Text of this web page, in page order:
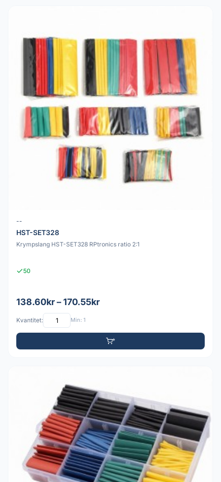
--
HST-SET328
Krympslang HST-SET328 RPtronics ratio 2:1
50
138.60kr – 170.55kr
Kvantitet: Min: 1